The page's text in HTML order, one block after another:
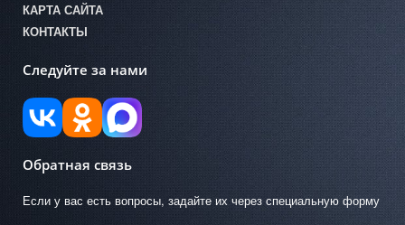
КАРТА САЙТА
КОНТАКТЫ
Следуйте за нами
Обратная связь
Если у вас есть вопросы, задайте их через специальную форму